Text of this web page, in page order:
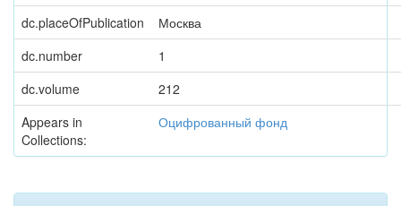
dc.placeOfPublication
Москва
dc.number
1
dc.volume
212
Appears in
Collections:
Оцифрованный фонд